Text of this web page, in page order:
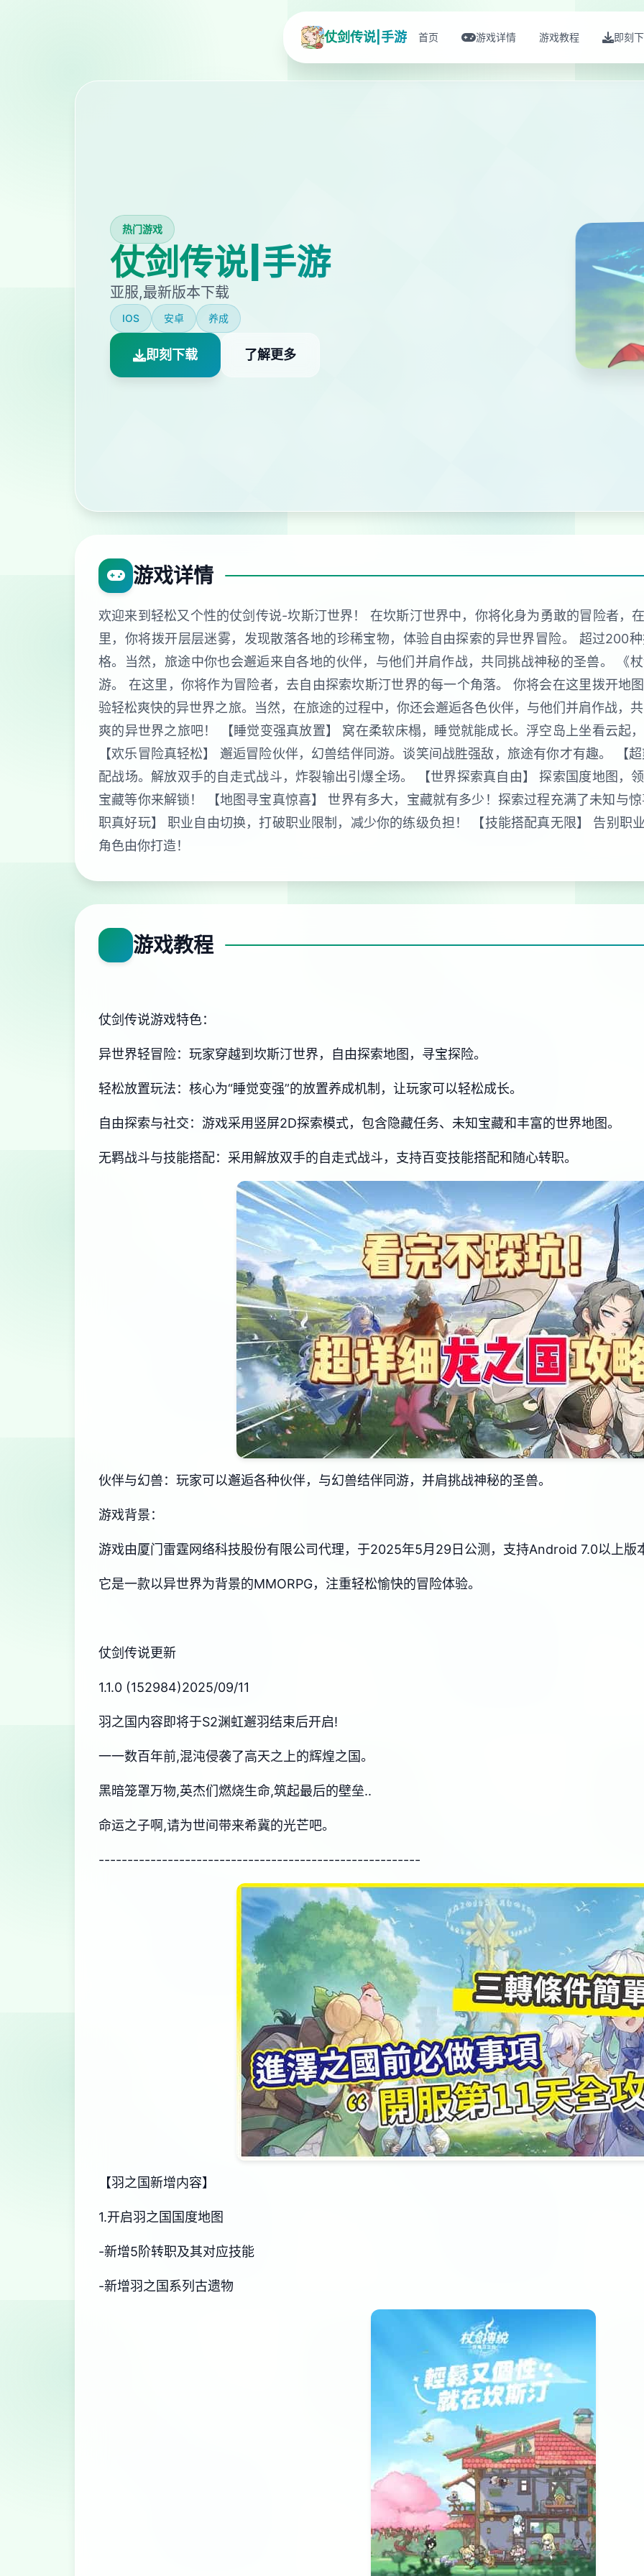
仗剑传说|手游 首页 游戏详情 游戏教程 即刻
热门游戏
仗剑传说|手游
亚服,最新版本下载
IOS 安卓 养成
即刻下载 了解更多
游戏详情
欢迎来到轻松又个性的仗剑传说-坎斯汀世界！ 在坎斯汀世界中，你将化身为勇敢的冒险者，
里，你将拨开层层迷雾，发现散落各地的珍稀宝物，体验自由探索的异世界冒险。 超过200
格。当然，旅途中你也会邂逅来自各地的伙伴，与他们并肩作战，共同挑战神秘的圣兽。 《
游。 在这里，你将作为冒险者，去自由探索坎斯汀世界的每一个角落。 你将会在这里拨开地
验轻松爽快的异世界之旅。当然，在旅途的过程中，你还会邂逅各色伙伴，与他们并肩作战，
爽的异世界之旅吧！ 【睡觉变强真放置】 窝在柔软床榻，睡觉就能成长。浮空岛上坐看云起
【欢乐冒险真轻松】 邂逅冒险伙伴，幻兽结伴同游。谈笑间战胜强敌，旅途有你才有趣。 【
配战场。解放双手的自走式战斗，炸裂输出引爆全场。 【世界探索真自由】 探索国度地图，
宝藏等你来解锁！ 【地图寻宝真惊喜】 世界有多大，宝藏就有多少！探索过程充满了未知与
职真好玩】 职业自由切换，打破职业限制，减少你的练级负担！ 【技能搭配真无限】 告别职
角色由你打造！
游戏教程
仗剑传说游戏特色：
异世界轻冒险：玩家穿越到坎斯汀世界，自由探索地图，寻宝探险。
轻松放置玩法：核心为“睡觉变强”的放置养成机制，让玩家可以轻松成长。
自由探索与社交：游戏采用竖屏2D探索模式，包含隐藏任务、未知宝藏和丰富的世界地图。
无羁战斗与技能搭配：采用解放双手的自走式战斗，支持百变技能搭配和随心转职。
伙伴与幻兽：玩家可以邂逅各种伙伴，与幻兽结伴同游，并肩挑战神秘的圣兽。
游戏背景：
游戏由厦门雷霆网络科技股份有限公司代理，于2025年5月29日公测，支持Android 7.0以上版
它是一款以异世界为背景的MMORPG，注重轻松愉快的冒险体验。
仗剑传说更新
1.1.0 (152984)2025/09/11
羽之国内容即将于S2渊虹邂羽结束后开启!
一一数百年前,混沌侵袭了高天之上的辉煌之国。
黑暗笼罩万物,英杰们燃烧生命,筑起最后的壁垒..
命运之子啊,请为世间带来希冀的光芒吧。
--------------------------------------------------------
【羽之国新增内容】
1.开启羽之国国度地图
-新增5阶转职及其对应技能
-新增羽之国系列古遗物